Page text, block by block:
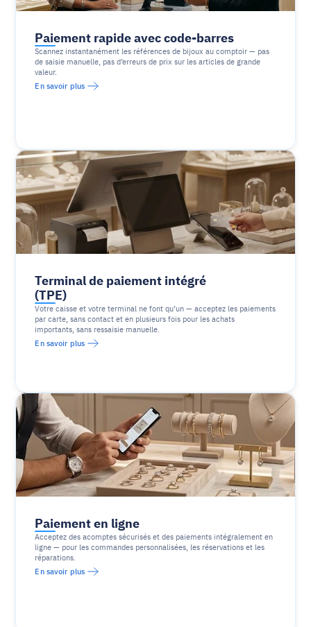
Paiement rapide avec code-barres
Scannez instantanément les références de bijoux au comptoir — pas
de saisie manuelle, pas d’erreurs de prix sur les articles de grande
valeur.
En savoir plus
Terminal de paiement intégré
(TPE)
Votre caisse et votre terminal ne font qu’un — acceptez les paiements
par carte, sans contact et en plusieurs fois pour les achats
importants, sans ressaisie manuelle.
En savoir plus
Paiement en ligne
Acceptez des acomptes sécurisés et des paiements intégralement en
ligne — pour les commandes personnalisées, les réservations et les
réparations.
En savoir plus